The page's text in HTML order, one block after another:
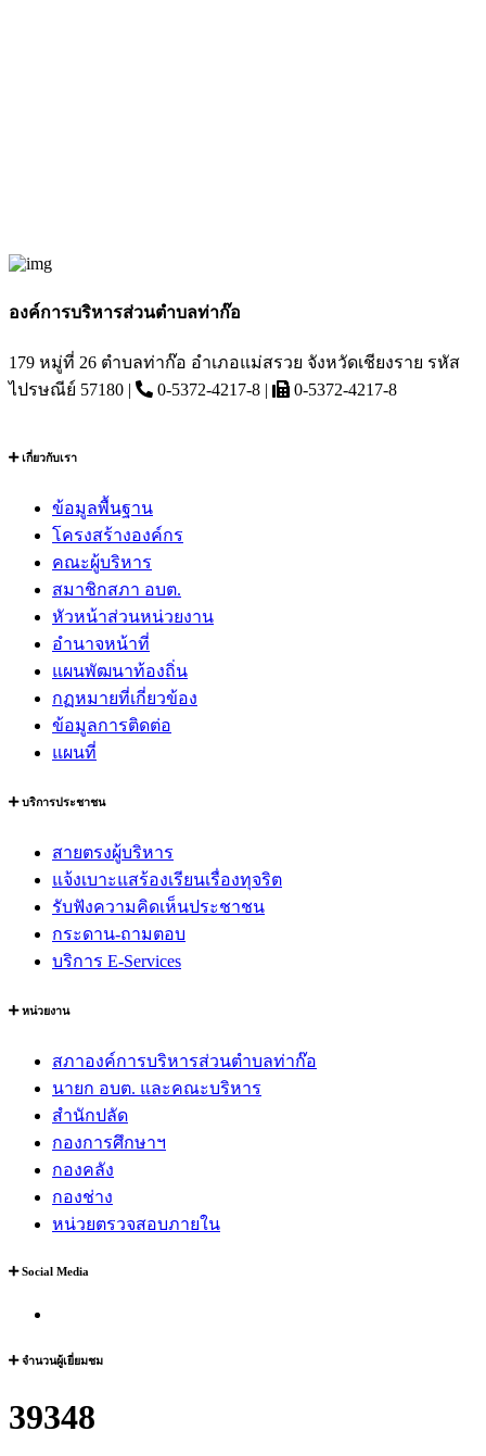
องค์การบริหารส่วนตำบลท่าก๊อ
179 หมู่ที่ 26 ตำบลท่าก๊อ อำเภอแม่สรวย จังหวัดเชียงราย รหัส
ไปรษณีย์ 57180 |
0-5372-4217-8 | 0-5372-4217-8
เกี่ยวกับเรา
ข้อมูลพื้นฐาน
โครงสร้างองค์กร
คณะผู้บริหาร
สมาชิกสภา อบต.
หัวหน้าส่วนหน่วยงาน
อำนาจหน้าที่
แผนพัฒนาท้องถิ่น
กฏหมายที่เกี่ยวข้อง
ข้อมูลการติดต่อ
แผนที่
บริการประชาชน
สายตรงผู้บริหาร
แจ้งเบาะแสร้องเรียนเรื่องทุจริต
รับฟังความคิดเห็นประชาชน
กระดาน-ถามตอบ
บริการ E-Services
หน่วยงาน
สภาองค์การบริหารส่วนตำบลท่าก๊อ
นายก อบต. และคณะบริหาร
สำนักปลัด
กองการศึกษาฯ
กองคลัง
กองช่าง
หน่วยตรวจสอบภายใน
Social Media
จำนวนผู้เยี่ยมชม
39348